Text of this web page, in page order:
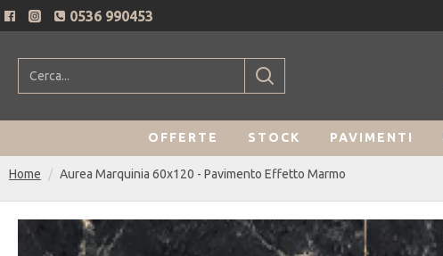
0536 990453
OFFERTE STOCK PAVIMENTI
Home Aurea Marquinia 60x120 - Pavimento Effetto Marmo